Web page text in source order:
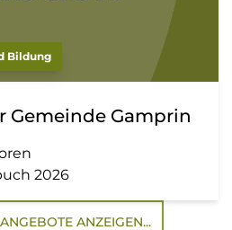
Bildung
Gemeinde Gamprin
2026
ANZEIGEN...